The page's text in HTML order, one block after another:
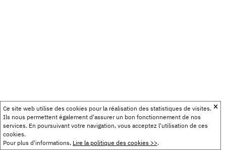
Ce site web utilise des cookies pour la réalisation des statistiques de visites.
Ils nous permettent également d'assurer un bon fonctionnement de nos
services. En poursuivant votre navigation, vous acceptez l'utilisation de ces
cookies.
Pour plus d'informations, Lire la politique des cookies >>.